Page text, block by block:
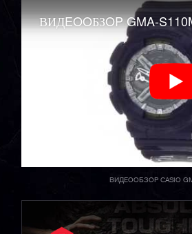
ВИДEOOБЗOP GMA-
ВИДЕООБЗОР CASIO